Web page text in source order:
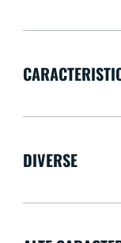
DIVERSE